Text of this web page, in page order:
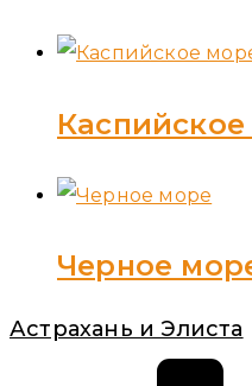
Черное
Астрахань и Элиста